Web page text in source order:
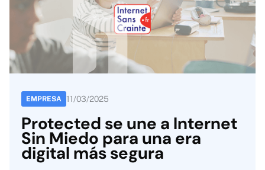
EMPRESA 11/03/2025
Protected se une a Internet
Sin Miedo para una era
digital más segura